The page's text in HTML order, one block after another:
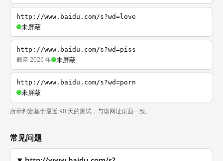
http://www.baidu.com/s?wd=love
未屏蔽
http://www.baidu.com/s?wd=piss
截至 2026 年 未屏蔽
http://www.baidu.com/s?wd=porn
未屏蔽
所示判定基于最近 90 天的测试，与该网址页面一致。
常见问题